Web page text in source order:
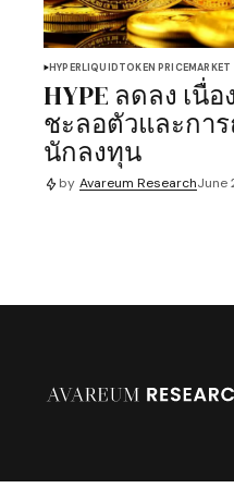
HYPERLIQUIDTOKEN PRICEMARKET
HYPE ลดลง เนื่
ชะลอตัวและกา
นักลงทุน
by Avareum ResearchJune